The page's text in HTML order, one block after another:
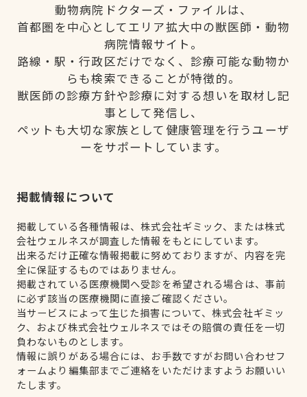
動物病院ドクターズ・ファイルは、
首都圏を中心としてエリア拡大中の獣医師・動物
病院情報サイト。
路線・駅・行政区だけでなく、診療可能な動物か
らも検索できることが特徴的。
獣医師の診療方針や診療に対する想いを取材し記
事として発信し、
ペットも大切な家族として健康管理を行うユーザ
ーをサポートしています。
掲載情報について
掲載している各種情報は、株式会社ギミック、または株式
会社ウェルネスが調査した情報をもとにしています。
出来るだけ正確な情報掲載に努めておりますが、内容を完
全に保証するものではありません。
掲載されている医療機関へ受診を希望される場合は、事前
に必ず該当の医療機関に直接ご確認ください。
当サービスによって生じた損害について、株式会社ギミッ
ク、および株式会社ウェルネスではその賠償の責任を一切
負わないものとします。
情報に誤りがある場合には、お手数ですがお問い合わせフ
ォームより編集部までご連絡をいただけますようお願いい
たします。